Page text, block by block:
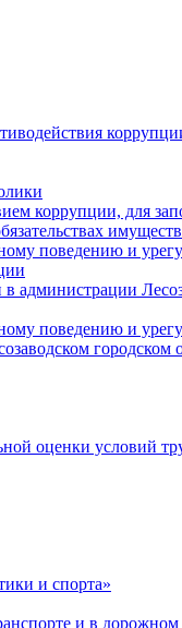
коррупции, для
поведению и
администрации
поведению и
городском
оценки условий
и спорта»
и в дорожном